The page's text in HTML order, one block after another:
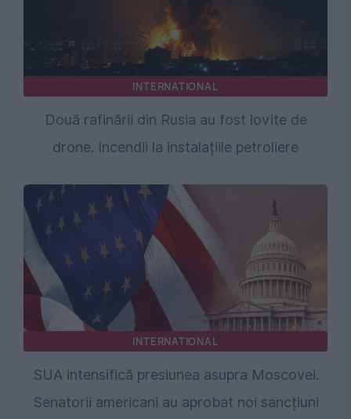
INTERNATIONAL
Două rafinării din Rusia au fost lovite de
drone. Incendii la instalațiile petroliere
INTERNATIONAL
SUA intensifică presiunea asupra Moscovei.
Senatorii americani au aprobat noi sancțiuni